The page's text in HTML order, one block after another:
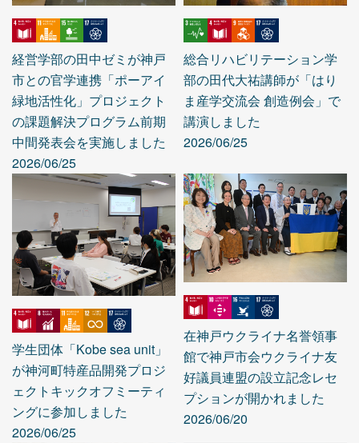
経営学部の田中ゼミが神戸
市との官学連携「ポーアイ
緑地活性化」プロジェクト
の課題解決プログラム前期
中間発表会を実施しました
2026/06/25
総合リハビリテーション学
部の田代大祐講師が「はり
ま産学交流会 創造例会」で
講演しました
2026/06/25
学生団体「Kobe sea unit」
が神河町特産品開発プロジ
ェクトキックオフミーティ
ングに参加しました
2026/06/25
在神戸ウクライナ名誉領事
館で神戸市会ウクライナ友
好議員連盟の設立記念レセ
プションが開かれました
2026/06/20